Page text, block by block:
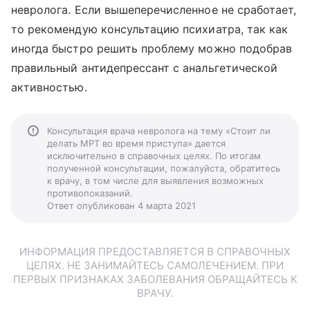
невролога. Если вышеперечисленное не сработает,
то рекомендую консультацию психиатра, так как
иногда быстро решить проблему можно подобрав
правильный антидепрессант с анальгетической
активностью.
Консультация врача невролога на тему «Стоит ли
делать МРТ во время приступа» дается
исключительно в справочных целях. По итогам
полученной консультации, пожалуйста, обратитесь
к врачу, в том числе для выявления возможных
противопоказаний.
Ответ опубликован 4 марта 2021
ИНФОРМАЦИЯ ПРЕДОСТАВЛЯЕТСЯ В СПРАВОЧНЫХ
ЦЕЛЯХ. НЕ ЗАНИМАЙТЕСЬ САМОЛЕЧЕНИЕМ. ПРИ
ПЕРВЫХ ПРИЗНАКАХ ЗАБОЛЕВАНИЯ ОБРАЩАЙТЕСЬ К
ВРАЧУ.